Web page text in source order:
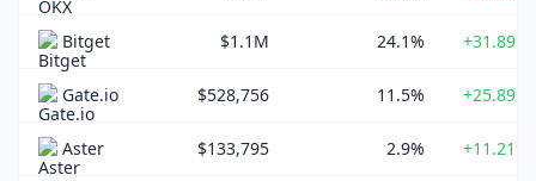
Bitget $1.1M 24.1% +31.89%
Gate.io $528,756 11.5% +25.89%
Aster $133,795 2.9% +11.21%